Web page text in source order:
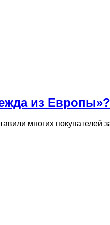
из Европы»?
многих покупателей